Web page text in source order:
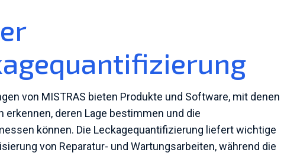
von MISTRAS bieten Produkte und Software, mit denen
erkennen, deren Lage bestimmen und die
können. Die Leckagequantifizierung liefert wichtige
von Reparatur- und Wartungsarbeiten, während die